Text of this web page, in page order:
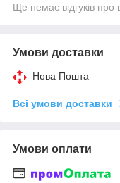
Ще немає відгуків про
Умови доставки
Нова Пошта
Всі умови доставки
Умови оплати